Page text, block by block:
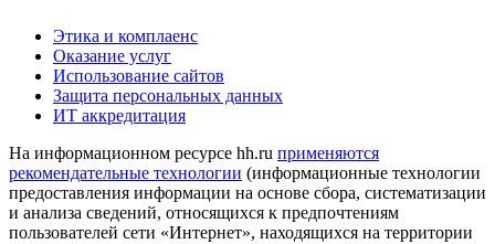
Этика и комплаенс
Оказание услуг
Использование сайтов
Защита персональных данных
ИТ аккредитация
На информационном ресурсе hh.ru применяются
рекомендательные технологии (информационные технологии
предоставления информации на основе сбора, систематизации
и анализа сведений, относящихся к предпочтениям
пользователей сети «Интернет», находящихся на территории